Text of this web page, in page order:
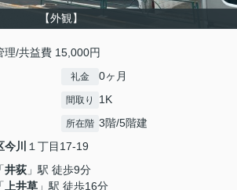
【外観】
/共益費 15,000円
礼金 0ヶ月
間取り 1K
所在階 3階/5階建
今川 １丁目17-19
「井荻 」駅 徒歩9分
「上井草 」駅 徒歩16分